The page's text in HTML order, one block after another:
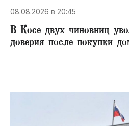
08.08.2026 в 20:45
В Косе двух чиновниц
доверия после покупки